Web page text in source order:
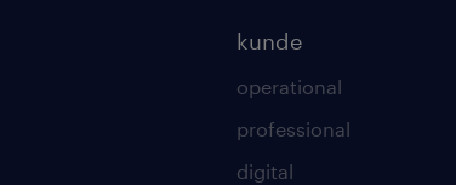
kunde
operational
professional
digital